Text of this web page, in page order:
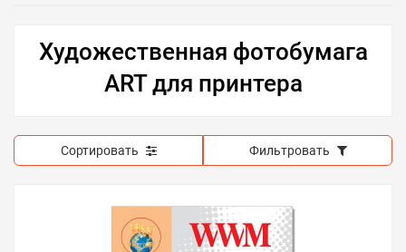
Художественная фотобумага
ART для принтера
Сортировать Фильтровать